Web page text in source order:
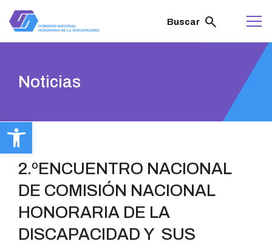
Abrir barra de herramientas
contenido
Buscar search
Noticias
2.ºENCUENTRO NACIONAL
DE COMISIÓN NACIONAL
HONORARIA DE LA
DISCAPACIDAD Y SUS